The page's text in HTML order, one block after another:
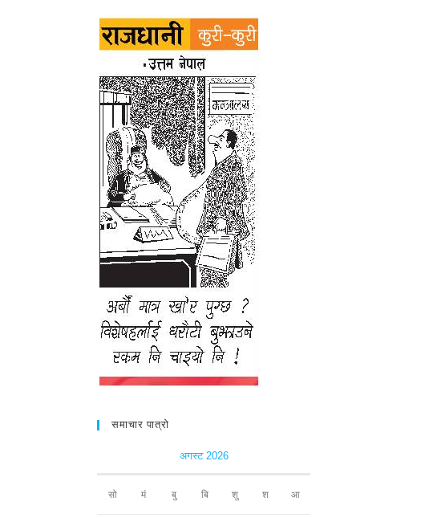
समाचार पात्रो
अगस्ट 2026
सो मं बु बि शु श आ